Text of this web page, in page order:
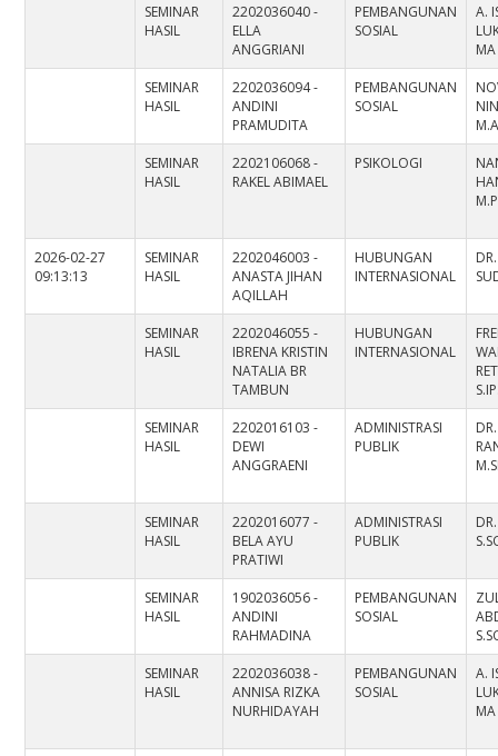
SEMINAR
HASIL
2202036040 -
ELLA
ANGGRIANI
PEMBANGUNAN
SOSIAL
A.
MA
SEMINAR
HASIL
2202036094 -
ANDINI
PRAMUDITA
PEMBANGUNAN
SOSIAL
SEMINAR
HASIL
2202106068 -
RAKEL ABIMAEL
PSIKOLOGI
2026-02-27
09:13:13
SEMINAR
HASIL
2202046003 -
ANASTA JIHAN
AQILLAH
HUBUNGAN
INTERNASIONAL
SEMINAR
HASIL
2202046055 -
IBRENA KRISTIN
NATALIA BR
TAMBUN
HUBUNGAN
INTERNASIONAL
SEMINAR
HASIL
2202016103 -
DEWI
ANGGRAENI
ADMINISTRASI
PUBLIK
SEMINAR
HASIL
2202016077 -
BELA AYU
PRATIWI
ADMINISTRASI
PUBLIK
SEMINAR
HASIL
1902036056 -
ANDINI
RAHMADINA
PEMBANGUNAN
SOSIAL
SEMINAR
HASIL
2202036038 -
ANNISA RIZKA
NURHIDAYAH
PEMBANGUNAN
SOSIAL
A.
MA